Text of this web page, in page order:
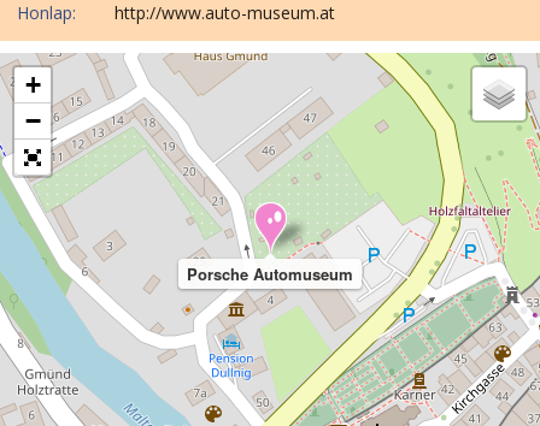
Honlap:
http://www.auto-museum.at
Porsche Automuseum
+
−